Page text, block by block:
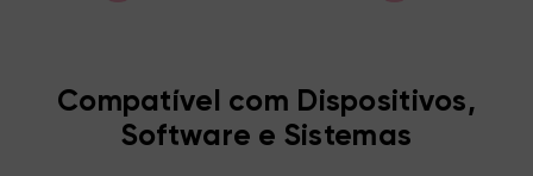
Compatível com Dispositivos,
Software e Sistemas